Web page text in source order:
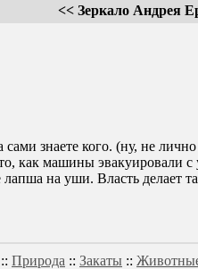
<< Зеркало Андрея
знаете кого. (ну, не лично
как машины эвакуировали
на уши. Власть делает
:: Природа :: Закаты ::